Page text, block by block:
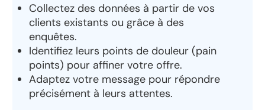
Collectez des données à partir de vos
clients existants ou grâce à des
enquêtes.
Identifiez leurs points de douleur (pain
points) pour affiner votre offre.
Adaptez votre message pour répondre
précisément à leurs attentes.